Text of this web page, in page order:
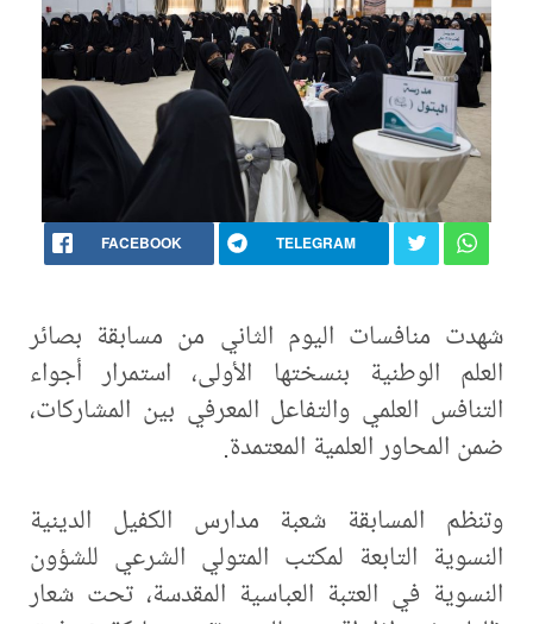
FACEBOOK TELEGRAM
شهدت منافسات اليوم الثاني من مسابقة بصائر
العلم الوطنية بنسختها الأولى، استمرار أجواء
التنافس العلمي والتفاعل المعرفي بين المشاركات،
ضمن المحاور العلمية المعتمدة.
وتنظم المسابقة شعبة مدارس الكفيل الدينية
النسوية التابعة لمكتب المتولي الشرعي للشؤون
النسوية في العتبة العباسية المقدسة، تحت شعار